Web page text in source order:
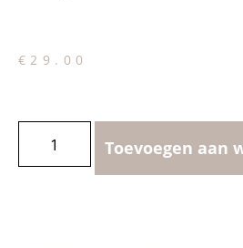
€ 29.00
Toevoegen aan